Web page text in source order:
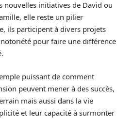
nouvelles initiatives de David ou
elle reste un pilier
ils participent à divers projets
pour faire une différence
puissant de comment
peuvent mener à des succès,
mais aussi dans la vie
et leur capacité à surmonter